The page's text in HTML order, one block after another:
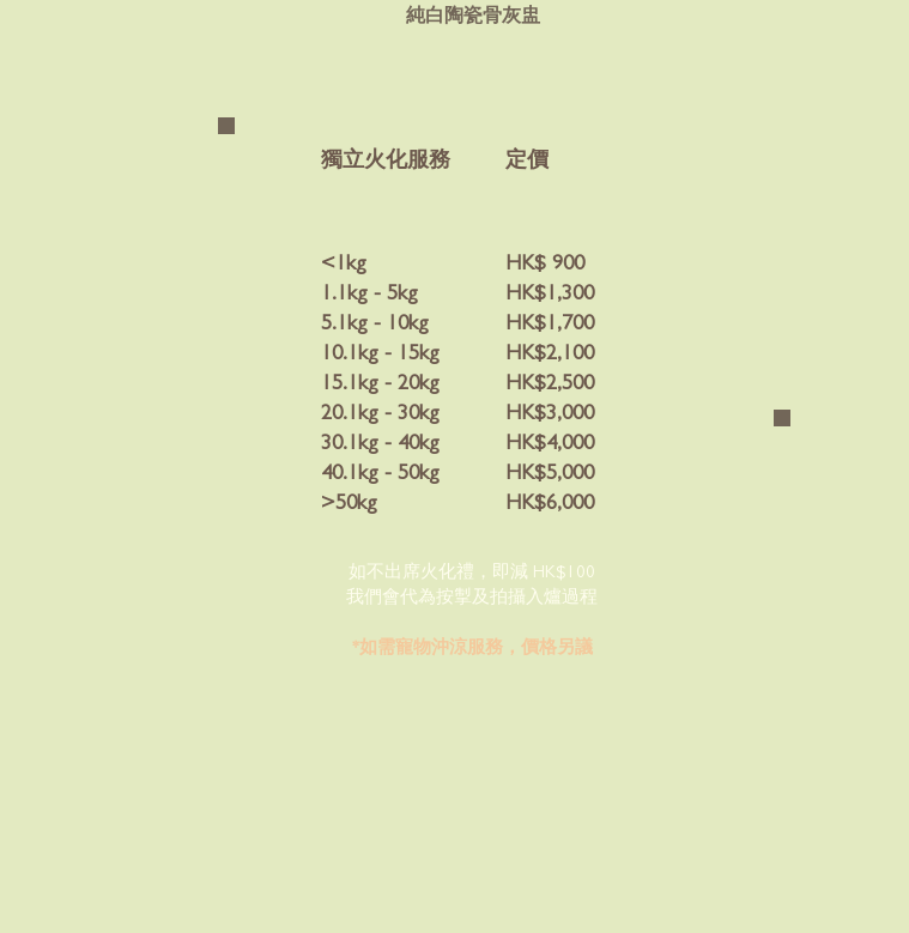
純白陶瓷骨灰盅
​獨立火化服務 定價
<1kg
1.1kg - 5kg
5.1kg - 10kg
10.1kg - 15kg
15.1kg - 20kg
20.1kg - 30kg
30.1kg - 40kg
40.1kg - 50kg
>50kg
HK$ 900
HK$1,300
HK$1,700
HK$2,100
HK$2,500
HK$3,000
HK$4,000
HK$5,000
HK$6,000
如不出席火化禮，即減 HK$100
我們會代為按掣及拍攝入爐過程
​​*如需寵物沖涼服務，價格另議